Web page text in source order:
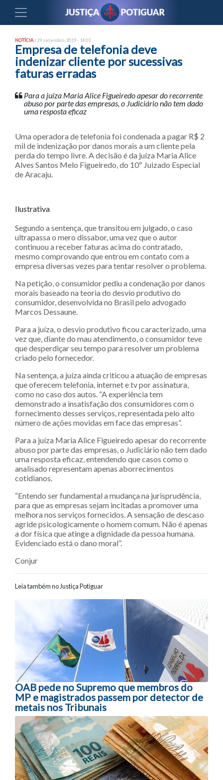
NOTÍCIA | 29 setembro, 2019 - 14:03
Empresa de telefonia deve
indenizar cliente por sucessivas
faturas erradas
Para a juíza Maria Alice Figueiredo apesar do recorrente
abuso por parte das empresas, o Judiciário não tem dado
uma resposta eficaz
Uma operadora de telefonia foi condenada a pagar R$ 2
mil de indenização por danos morais a um cliente pela
perda do tempo livre. A decisão é da juíza Maria Alice
Alves Santos Melo Figueiredo, do 10º Juizado Especial
de Aracaju.
Ilustrativa
Segundo a sentença, que transitou em julgado, o caso
ultrapassa o mero dissabor, uma vez que o autor
continuou a receber faturas acima do contratado,
mesmo comprovando que entrou em contato com a
empresa diversas vezes para tentar resolver o problema.
Na petição, o consumidor pediu a condenação por danos
morais baseado na teoria do desvio produtivo do
consumidor, desenvolvida no Brasil pelo advogado
Marcos Dessaune.
Para a juíza, o desvio produtivo ficou caracterizado, uma
vez que, diante do mau atendimento, o consumidor teve
que desperdiçar seu tempo para resolver um problema
criado pelo fornecedor.
Na sentença, a juíza ainda criticou a atuação de empresas
que oferecem telefonia, internet e tv por assinatura,
como no caso dos autos. “A experiência tem
demonstrado a insatisfação dos consumidores com o
fornecimento desses serviços, representada pelo alto
número de ações movidas em face das empresas”.
Para a juíza Maria Alice Figueiredo apesar do recorrente
abuso por parte das empresas, o Judiciário não tem dado
uma resposta eficaz, entendendo que casos como o
analisado representam apenas aborrecimentos
cotidianos.
“Entendo ser fundamental a mudança na jurisprudência,
para que as empresas sejam incitadas a promover uma
melhora nos serviços fornecidos. A sensação de descaso
agride psicologicamente o homem comum. Não é apenas
a dor física que atinge a dignidade da pessoa humana.
Evidenciado está o dano moral”.
Conjur
Leia também no Justiça Potiguar
Navegação entre posts
OAB pede no Supremo que membros do
MP e magistrados passem por detector de
metais nos Tribunais